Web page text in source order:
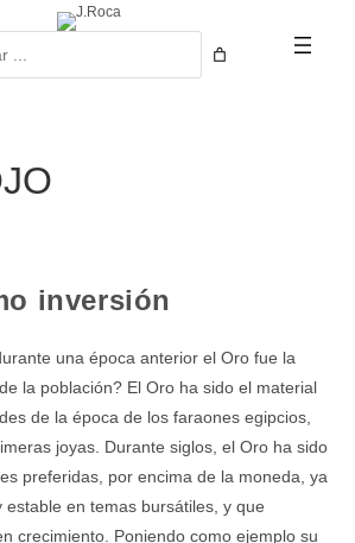
inversión
una época anterior el Oro fue la
la población? El Oro ha sido el material
de la época de los faraones egipcios,
joyas. Durante siglos, el Oro ha sido
preferidas, por encima de la moneda, ya
estable en temas bursátiles, y que
crecimiento. Poniendo como ejemplo su